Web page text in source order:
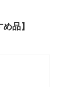
品】